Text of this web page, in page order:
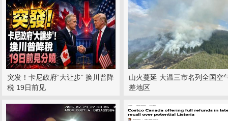
突发！卡尼政府“大让步” 换川普降
税 19日前见
山火蔓延 大温三市名列全国空
差地区